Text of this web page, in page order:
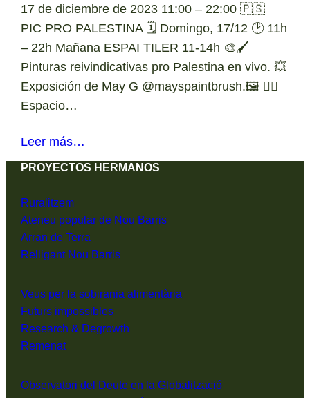
17 de diciembre de 2023 11:00 – 22:00 🇵🇸
PIC PRO PALESTINA 🗓️ Domingo, 17/12 🕑 11h
– 22h Mañana ESPAI TILER 11-14h 🎨🖌️
Pinturas reivindicativas pro Palestina en vivo. 💥
Exposición de May G @mayspaintbrush.🖼️ ✋🏼
Espacio…
Leer más…
PROYECTOS HERMANOS
Ruralitzem
Ateneu popular de Nou Barris
Arran de Terra
Relligant Nou Barris
Veus per la sobirania alimentària
Futurs impossibles
Research & Degrowth
Remenat
Observatori del Deute en la Globalització